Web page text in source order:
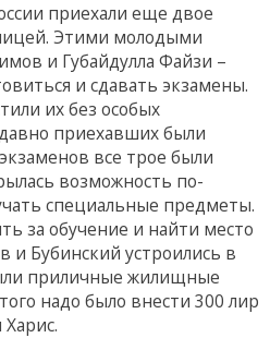
приехали еще двое
Этими молодыми
и Губайдулла Файзи –
и сдавать экзамены.
их без особых
приехавших были
все трое были
возможность по-
специальные предметы.
за обучение и найти место
и Бубинский устроились в
приличные жилищные
надо было внести 300 лир
Харис.